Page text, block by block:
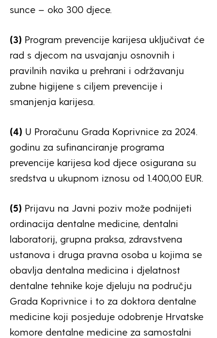
sunce – oko 300 djece.
(3) Program prevencije karijesa uključivat će
rad s djecom na usvajanju osnovnih i
pravilnih navika u prehrani i održavanju
zubne higijene s ciljem prevencije i
smanjenja karijesa.
(4) U Proračunu Grada Koprivnice za 2024.
godinu za sufinanciranje programa
prevencije karijesa kod djece osigurana su
sredstva u ukupnom iznosu od 1.400,00 EUR.
(5) Prijavu na Javni poziv može podnijeti
ordinacija dentalne medicine, dentalni
laboratorij, grupna praksa, zdravstvena
ustanova i druga pravna osoba u kojima se
obavlja dentalna medicina i djelatnost
dentalne tehnike koje djeluju na području
Grada Koprivnice i to za doktora dentalne
medicine koji posjeduje odobrenje Hrvatske
komore dentalne medicine za samostalni